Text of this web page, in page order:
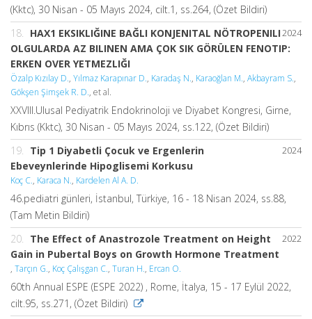
(Kktc), 30 Nisan - 05 Mayıs 2024, cilt.1, ss.264, (Özet Bildiri)
2024
18.
HAX1 EKSIKLIĞINE BAĞLI KONJENITAL NÖTROPENILI
OLGULARDA AZ BILINEN AMA ÇOK SIK GÖRÜLEN FENOTIP:
ERKEN OVER YETMEZLIĞI
Özalp Kızılay D., Yılmaz Karapınar D., Karadaş N., Karaoğlan M., Akbayram S.,
Gökşen Şimşek R. D., et al.
XXVIII.Ulusal Pediyatrik Endokrinoloji ve Diyabet Kongresi, Girne,
Kıbrıs (Kktc), 30 Nisan - 05 Mayıs 2024, ss.122, (Özet Bildiri)
2024
19.
Tip 1 Diyabetli Çocuk ve Ergenlerin
Ebeveynlerinde Hipoglisemi Korkusu
Koç C., Karaca N., Kardelen Al A. D.
46.pediatri günleri, İstanbul, Türkiye, 16 - 18 Nisan 2024, ss.88,
(Tam Metin Bildiri)
2022
20.
The Effect of Anastrozole Treatment on Height
Gain in Pubertal Boys on Growth Hormone Treatment
, Tarçın G., Koç Çalışgan C., Turan H., Ercan O.
60th Annual ESPE (ESPE 2022) , Rome, İtalya, 15 - 17 Eylül 2022,
cilt.95, ss.271, (Özet Bildiri)